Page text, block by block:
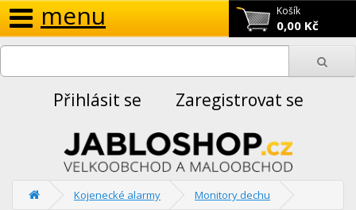
Košík
0,00 Kč
menu
Přihlásit se Zaregistrovat se
Kojenecké alarmy Monitory dechu